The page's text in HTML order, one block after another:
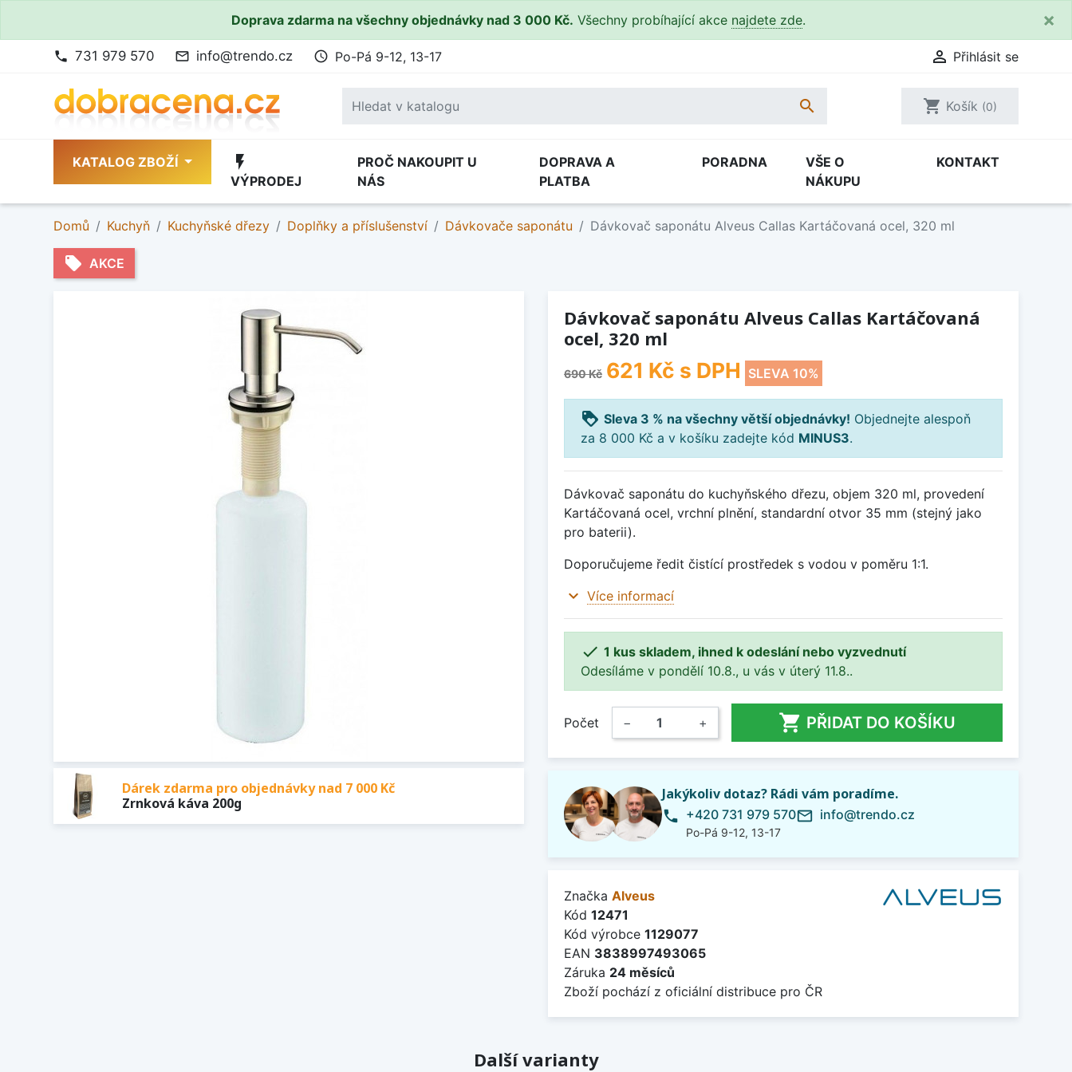
Doprava zdarma na všechny objednávky nad 3 000 Kč. Všechny probíhající akce najdete zde. ×
phone 731 979 570 mail_outline info@trendo.cz access_time Po-Pá 9-12, 13-17  Přihlásit se
 shopping_cart Košík (0)
KATALOG ZBOŽÍ flash_on
VÝPRODEJ
PROČ NAKOUPIT U
NÁS
DOPRAVA A
PLATBA
PORADNA
VŠE O
NÁKUPU
KONTAKT
Domů Kuchyň Kuchyňské dřezy Doplňky a příslušenství Dávkovače saponátu Dávkovač saponátu Alveus Callas Kartáčovaná ocel, 320 ml
local_offer AKCE
Dárek zdarma pro objednávky nad 7 000 Kč
Zrnková káva 200g
Dávkovač saponátu Alveus Callas Kartáčovaná
ocel, 320 ml
690 Kč 621 Kč s DPH SLEVA 10%
loyalty Sleva 3 % na všechny větší objednávky! Objednejte alespoň
za 8 000 Kč a v košíku zadejte kód MINUS3.
Dávkovač saponátu do kuchyňského dřezu, objem 320 ml, provedení
Kartáčovaná ocel, vrchní plnění, standardní otvor 35 mm (stejný jako
pro baterii).
Doporučujeme ředit čistící prostředek s vodou v poměru 1:1.
expand_more Více informací
 1 kus skladem, ihned k odeslání nebo vyzvednutí
Odesíláme v pondělí 10.8., u vás v úterý 11.8..
Počet − +  PŘIDAT DO KOŠÍKU
Jakýkoliv dotaz? Rádi vám poradíme.
phone +420 731 979 570
Po-Pá 9-12, 13-17
mail_outline info@trendo.cz
Značka Alveus
Kód 12471
Kód výrobce 1129077
EAN 3838997493065
Záruka 24 měsíců
Zboží pochází z oficiální distribuce pro ČR
Další varianty